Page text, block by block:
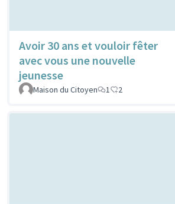
Avoir 30 ans et vouloir fêter
avec vous une nouvelle
jeunesse
Maison du Citoyen 1 2